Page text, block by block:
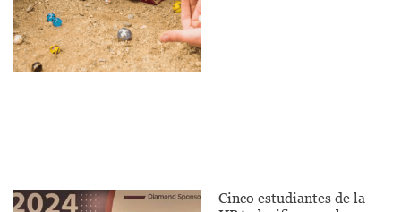
Cinco estudiantes de la